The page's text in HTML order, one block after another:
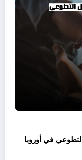
في أوروبا